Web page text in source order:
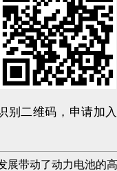
别二维码，申请加
展带动了动力电池的